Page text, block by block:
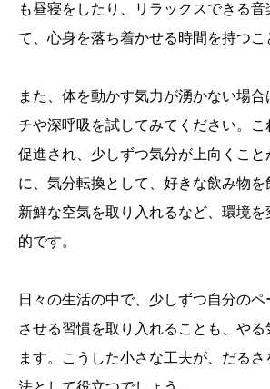
も昼寝をしたり、リラックスできる音
て、心身を落ち着かせる時間を持つこ
また、体を動かす気力が湧かない場
チや深呼吸を試してみてください。
促進され、少しずつ気分が上向くこと
に、気分転換として、好きな飲み物を
新鮮な空気を取り入れるなど、環境
的です。
日々の生活の中で、少しずつ自分の
させる習慣を取り入れることも、やる
ます。こうした小さな工夫が、だる